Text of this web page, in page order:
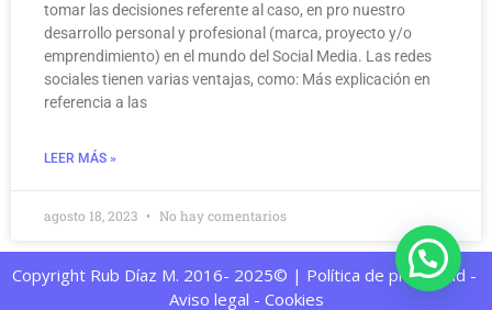
tomar las decisiones referente al caso, en pro nuestro
desarrollo personal y profesional (marca, proyecto y/o
emprendimiento) en el mundo del Social Media. Las redes
sociales tienen varias ventajas, como: Más explicación en
referencia a las
LEER MÁS »
agosto 18, 2023 No hay comentarios
Copyright Rub Díaz M. 2016- 2025© | Política de privacidad -
Aviso legal - Cookies